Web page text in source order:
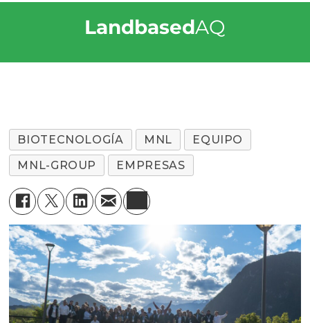
LandbasedAQ
BIOTECNOLOGÍA MNL
EQUIPO
MNL-GROUP
EMPRESAS